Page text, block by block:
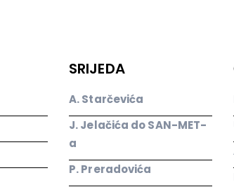
SRIJEDA
A. Starčevića
J. Jelačića do SAN-MET-
a
P. Preradovića